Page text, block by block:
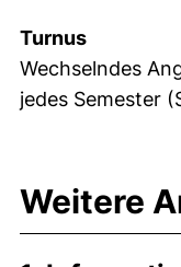
Turnus
Wechselndes
jedes Semester
Weitere